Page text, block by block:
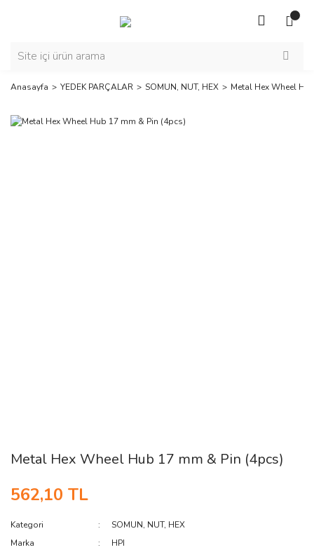
Anasayfa YEDEK PARÇALAR SOMUN, NUT, HEX Metal Hex Wheel
Metal Hex Wheel Hub 17 mm & Pin (4pcs)
562,10 TL
Kategori
SOMUN, NUT, HEX
Marka
HPI